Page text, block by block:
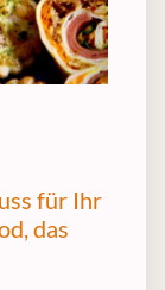
für Ihr
das